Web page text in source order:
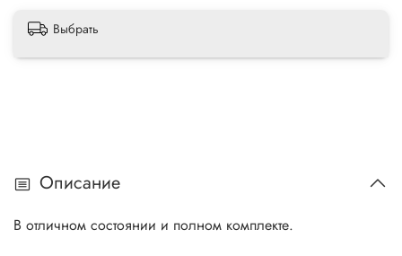
Выбрать
Описание
В отличном состоянии и полном комплекте.